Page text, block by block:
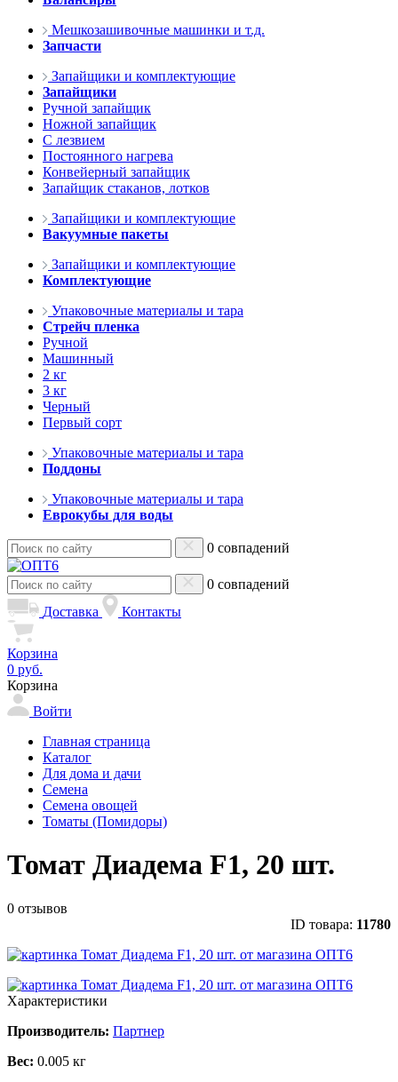
Мешкозашивочные машинки и т.д.
Запчасти
Запайщики и комплектующие
Запайщики
Ручной запайщик
Ножной запайщик
С лезвием
Постоянного нагрева
Конвейерный запайщик
Запайщик стаканов, лотков
Запайщики и комплектующие
Вакуумные пакеты
Запайщики и комплектующие
Комплектующие
Упаковочные материалы и тара
Стрейч пленка
Ручной
Машинный
2 кг
3 кг
Черный
Первый сорт
Упаковочные материалы и тара
Поддоны
Упаковочные материалы и тара
Еврокубы для воды
0 совпадений
0 совпадений
Доставка
Контакты
Корзина
0 руб.
Корзина
Войти
Главная страница
Каталог
Для дома и дачи
Семена
Семена овощей
Томаты (Помидоры)
Томат Диадема F1, 20 шт.
0 отзывов
ID товара: 11780
Характеристики
Производитель: Партнер
Вес: 0.005 кг